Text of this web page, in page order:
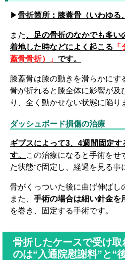
▶骨折箇所：膝蓋骨（いわゆる
また、足の骨折のなかでも多い
着地した時などによく起こる
蓋骨骨折）」 です。
膝蓋骨は膝の動きを滑らかにす
骨が折れると膝全体に影響が及
り、全く動かせない状態に陥り
ダッシュボード損傷の治療
ギプスによって3、4週間固定す
す。
この治療になると手術をせ
た状態で固定し、経過を見る事
骨がくっついた後に曲げ伸ばし
また、 手術の場合は細い針金を
を巻き、固定する手術です。
骨折したケースで受け
のは“入通院慰謝料”と“